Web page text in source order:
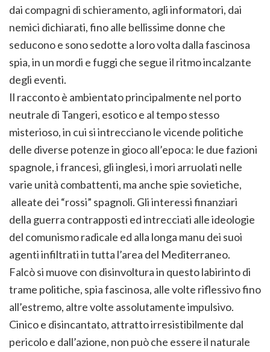
dai compagni di schieramento, agli informatori, dai
nemici dichiarati, fino alle bellissime donne che
seducono e sono sedotte a loro volta dalla fascinosa
spia, in un mordi e fuggi che segue il ritmo incalzante
degli eventi.
Il racconto è ambientato principalmente nel porto
neutrale di Tangeri, esotico e al tempo stesso
misterioso, in cui si intrecciano le vicende politiche
delle diverse potenze in gioco all’epoca: le due fazioni
spagnole, i francesi, gli inglesi, i mori arruolati nelle
varie unità combattenti, ma anche spie sovietiche,
alleate dei “rossi” spagnoli. Gli interessi finanziari
della guerra contrapposti ed intrecciati alle ideologie
del comunismo radicale ed alla longa manu dei suoi
agenti infiltrati in tutta l’area del Mediterraneo.
Falcò si muove con disinvoltura in questo labirinto di
trame politiche, spia fascinosa, alle volte riflessivo fino
all’estremo, altre volte assolutamente impulsivo.
Cinico e disincantato, attratto irresistibilmente dal
pericolo e dall’azione, non può che essere il naturale